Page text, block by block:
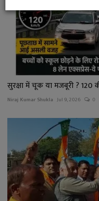
सुरक्षा में चूक या मजबूरी ? 120
Niraj Kumar Shukla Jul 9, 2026 0